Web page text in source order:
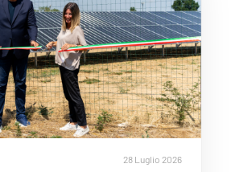
28 Luglio 2026